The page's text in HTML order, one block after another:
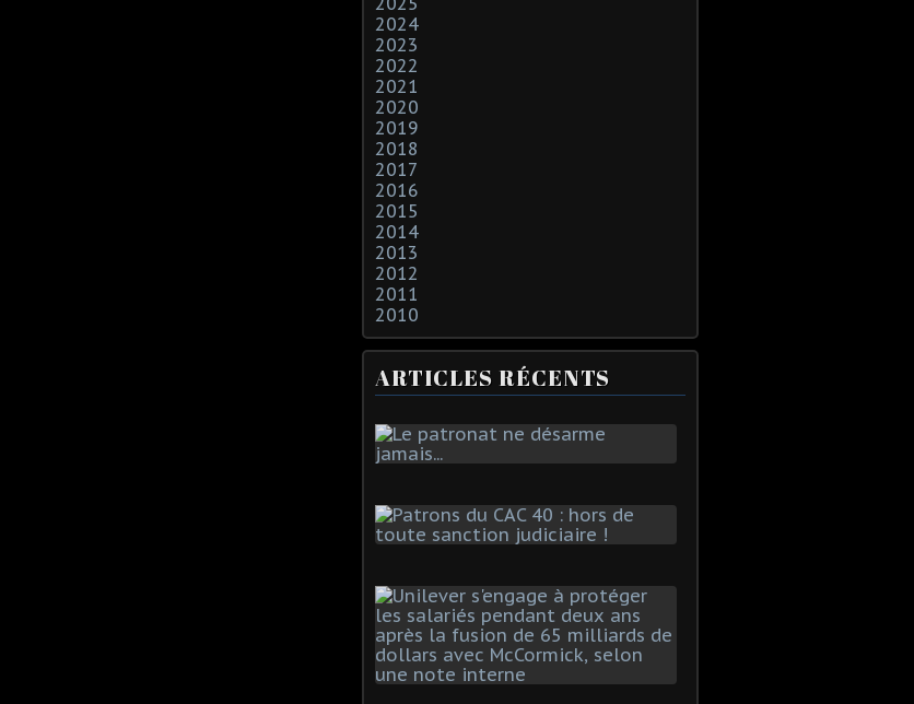
2024
2023
2022
2021
2020
2019
2018
2017
2016
2015
2014
2013
2012
2011
2010
ARTICLES RÉCENTS